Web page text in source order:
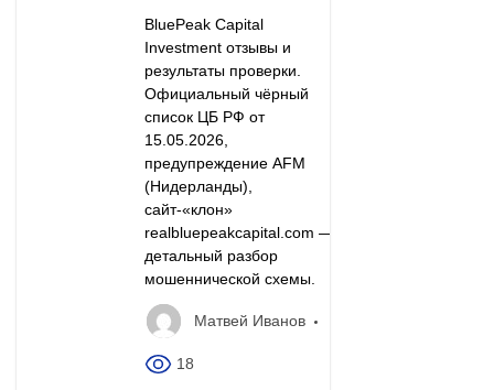
BluePeak Capital
Investment отзывы и
результаты проверки.
Официальный чёрный
список ЦБ РФ от
15.05.2026,
предупреждение AFM
(Нидерланды),
сайт-«клон»
realbluepeakcapital.com —
детальный разбор
мошеннической схемы.
Матвей Иванов
18